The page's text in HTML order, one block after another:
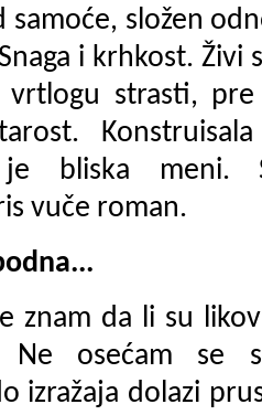
složen
i krhkost. Živi
strasti,
bliska meni.
vuče roman.
znam da li su
Ne osećam se
izražaja dolazi